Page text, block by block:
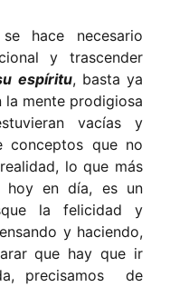
hace necesario
y trascender
espíritu, basta ya
mente prodigiosa
vacías y
conceptos que no
lo que más
hoy en día, es un
la felicidad y
y haciendo,
que hay que ir
precisamos de